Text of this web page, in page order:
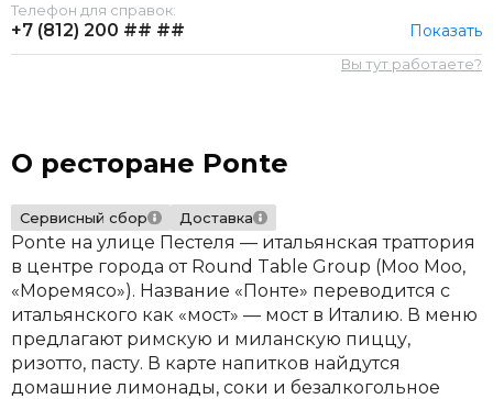
Телефон для справок:
+7 (812) 200 ## ## Показать
Вы тут работаете?
О ресторане Ponte
Сервисный сбор Доставка
Ponte на улице Пестеля — итальянская траттория
в центре города от Round Table Group (Moo Moo,
«Моремясо»). Название «Понте» переводится с
итальянского как «мост» — мост в Италию. В меню
предлагают римскую и миланскую пиццу,
ризотто, пасту. В карте напитков найдутся
домашние лимонады, соки и безалкогольное